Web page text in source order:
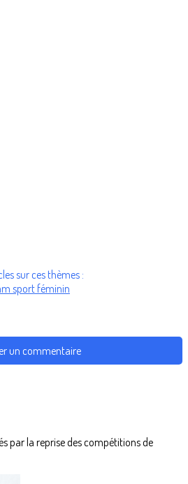
sur ces thèmes :
sport féminin
un commentaire
par la reprise des compétitions de